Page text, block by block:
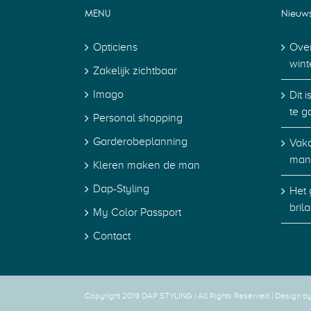
MENU
Opticiens
Zakelijk zichtbaar
Imago
Personal shopping
Garderobeplanning
Kleren maken de man
Dap-Styling
My Color Passport
Contact
Dit
te
Het
Copyright 2019 DAP STYLING | All Rights Reserved | Design